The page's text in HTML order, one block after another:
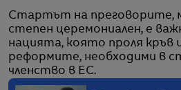
Стартът на преговорите,
степен церемониален, е
нацията, която проля кръв
реформите, необходими в
членство в ЕС.